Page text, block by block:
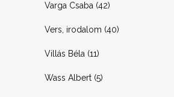
Varga Csaba (42)
Vers, irodalom (40)
Villás Béla (11)
Wass Albert (5)